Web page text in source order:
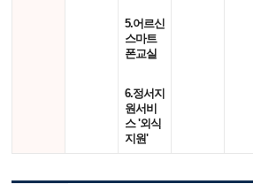
5.어르신
스마트
폰교실
6.정서지
원서비
스 '외식
지원'